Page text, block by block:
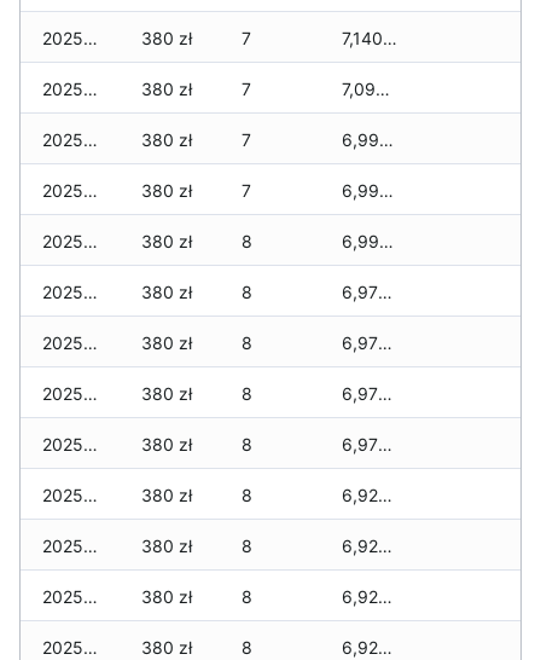
2025-12-03 380 zł 7 7,140 zł
2025-12-02 380 zł 7 7,090 zł
2025-12-01 380 zł 7 6,990 zł
2025-11-30 380 zł 7 6,990 zł
2025-11-29 380 zł 8 6,990 zł
2025-11-28 380 zł 8 6,970 zł
2025-11-27 380 zł 8 6,970 zł
2025-11-26 380 zł 8 6,970 zł
2025-11-25 380 zł 8 6,970 zł
2025-11-24 380 zł 8 6,920 zł
2025-11-23 380 zł 8 6,920 zł
2025-11-22 380 zł 8 6,920 zł
2025-11-21 380 zł 8 6,920 zł